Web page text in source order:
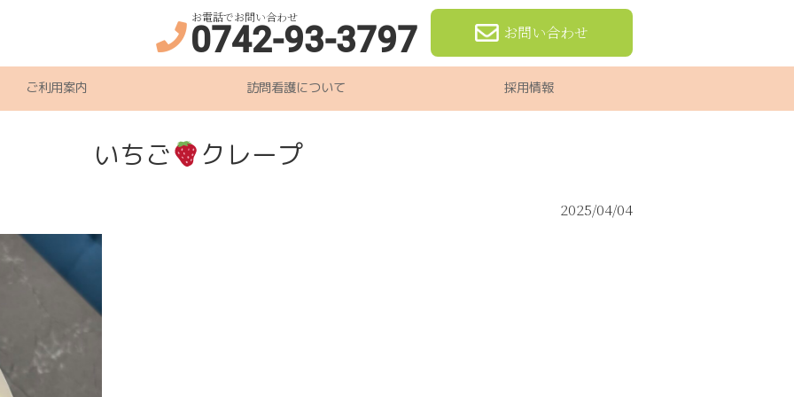
お問い合わせ
お電話でお問い合わせ
0742-93-3797
ご利用案内 訪問看護について 採用情報
いちご クレープ
2025/04/04